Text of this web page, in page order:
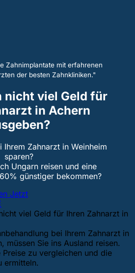
Zahnimplantate mit erfahrenen
der besten Zahnkliniken."
nicht viel Geld für
in Achern
Ihrem Zahnarzt in Weinheim
sparen?
Ungarn reisen und eine
günstiger bekommen?
Jetzt
viel Geld für Ihren Zahnarzt in
bei Ihrem Zahnarzt in
müssen Sie ins Ausland reisen.
zu vergleichen und die
ermitteln.